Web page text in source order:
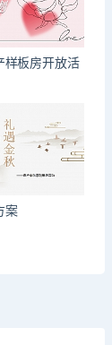
样板房开放活
案